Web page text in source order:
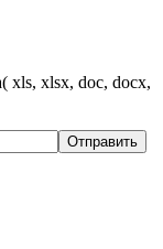
( xls, xlsx, doc, docx,